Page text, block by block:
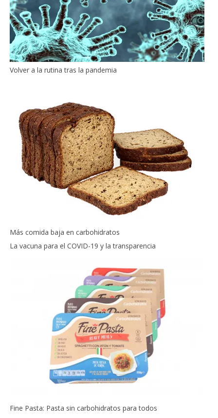
Volver a la rutina tras la pandemia
Más comida baja en carbohidratos
La vacuna para el COVID-19 y la transparencia
Fine Pasta: Pasta sin carbohidratos para todos